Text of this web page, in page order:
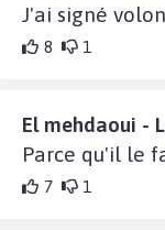
J'ai signé
8 1
El mehdaoui -
Parce qu'il le
7 1